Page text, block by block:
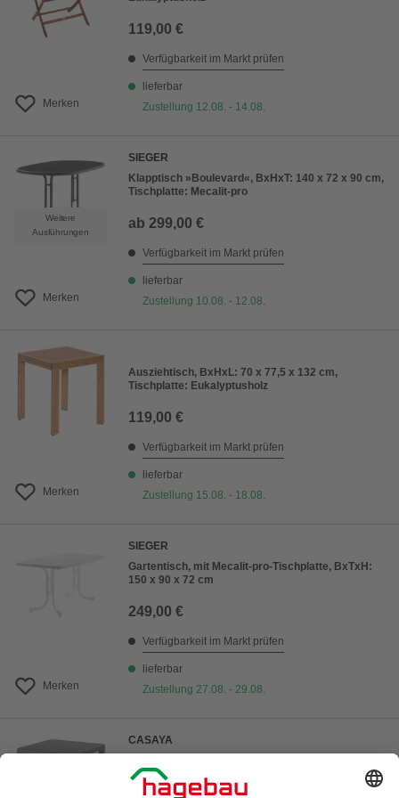
Merken
119,00 €
Verfügbarkeit im Markt prüfen
lieferbar
Zustellung 12.08. - 14.08.
Weitere
Ausführungen
Merken
SIEGER
Klapptisch »Boulevard«, BxHxT: 140 x 72 x 90 cm,
Tischplatte: Mecalit-pro
ab 299,00 €
Verfügbarkeit im Markt prüfen
lieferbar
Zustellung 10.08. - 12.08.
Merken
Ausziehtisch, BxHxL: 70 x 77,5 x 132 cm,
Tischplatte: Eukalyptusholz
119,00 €
Verfügbarkeit im Markt prüfen
lieferbar
Zustellung 15.08. - 18.08.
Merken
SIEGER
Gartentisch, mit Mecalit-pro-Tischplatte, BxTxH:
150 x 90 x 72 cm
249,00 €
Verfügbarkeit im Markt prüfen
lieferbar
Zustellung 27.08. - 29.08.
CASAYA
Sicherheitsglas
(3)